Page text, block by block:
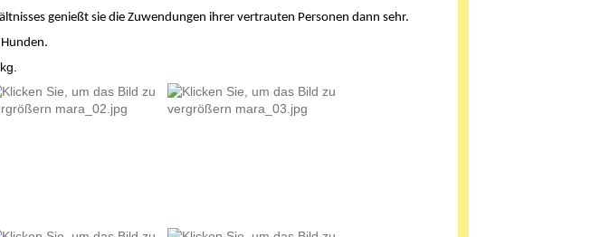
genießt sie die Zuwendungen ihrer vertrauten Personen dann sehr.